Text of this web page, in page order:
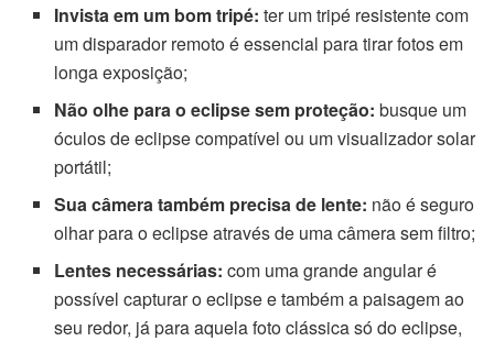
Invista em um bom tripé: ter um tripé resistente com
um disparador remoto é essencial para tirar fotos em
longa exposição;
Não olhe para o eclipse sem proteção: busque um
óculos de eclipse compatível ou um visualizador solar
portátil;
Sua câmera também precisa de lente: não é seguro
olhar para o eclipse através de uma câmera sem filtro;
Lentes necessárias: com uma grande angular é
possível capturar o eclipse e também a paisagem ao
seu redor, já para aquela foto clássica só do eclipse,